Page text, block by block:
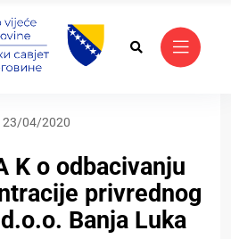
23/04/2020
K o odbacivanju
privrednog
Banja Luka